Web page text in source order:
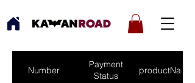
Number
Payment
Status
productNames